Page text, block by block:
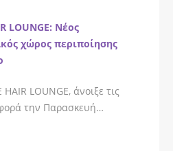
LOUNGE: Νέος
χώρος περιποίησης
LOUNGE, άνοιξε τις
την Παρασκευή…